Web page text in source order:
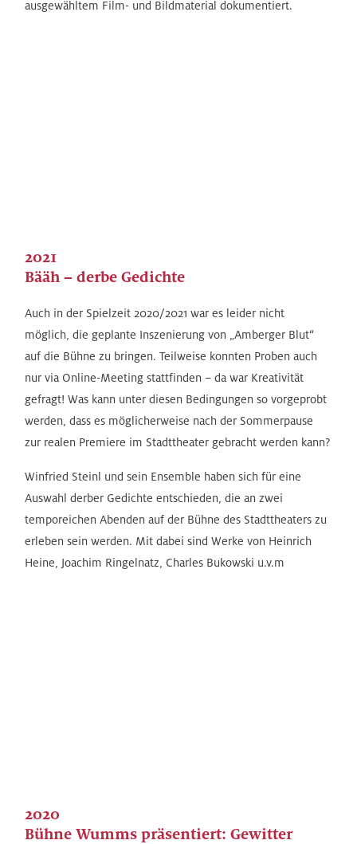
ausgewähltem Film- und Bildmaterial dokumentiert.
2021
Bääh – derbe Gedichte
Auch in der Spielzeit 2020/2021 war es leider nicht
möglich, die geplante Inszenierung von „Amberger Blut“
auf die Bühne zu bringen. Teilweise konnten Proben auch
nur via Online-Meeting stattfinden – da war Kreativität
gefragt! Was kann unter diesen Bedingungen so vorgeprobt
werden, dass es möglicherweise nach der Sommerpause
zur realen Premiere im Stadttheater gebracht werden kann?
Winfried Steinl und sein Ensemble haben sich für eine
Auswahl derber Gedichte entschieden, die an zwei
temporeichen Abenden auf der Bühne des Stadttheaters zu
erleben sein werden. Mit dabei sind Werke von Heinrich
Heine, Joachim Ringelnatz, Charles Bukowski u.v.m
2020
Bühne Wumms präsentiert: Gewitter